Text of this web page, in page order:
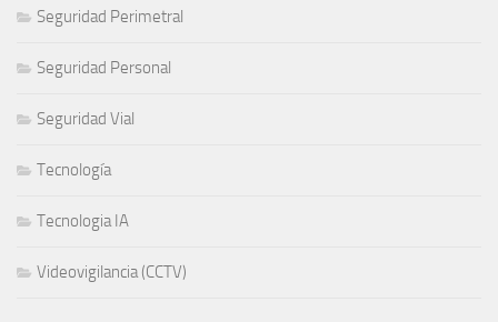
Seguridad Perimetral
Seguridad Personal
Seguridad Vial
Tecnología
Tecnologia IA
Videovigilancia (CCTV)